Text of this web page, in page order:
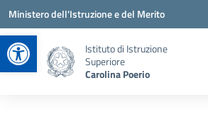
Apri la barra degli
Vai ai contenuti
Vai al menu di navigazione
Vai al footer
Ministero dell'Istruzione e del Merito
Istituto di Istruzione
Superiore
Carolina Poerio